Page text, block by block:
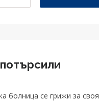
болница се грижи за своя